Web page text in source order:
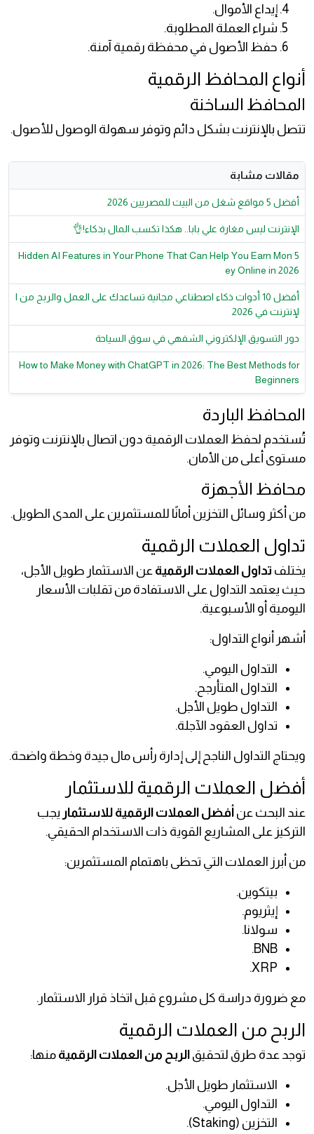
إيداع الأموال.
شراء العملة المطلوبة.
حفظ الأصول في محفظة رقمية آمنة.
أنواع المحافظ الرقمية
المحافظ الساخنة
تتصل بالإنترنت بشكل دائم وتوفر سهولة الوصول للأصول.
مقالات مشابة
أفضل 5 مواقع شغل من البيت للمصريين 2026
الإنترنت ليس مغارة علي بابا.. هكذا تكسب المال بذكاء!👌
5 Hidden AI Features in Your Phone That Can Help You Earn Mon
ey Online in 2026
أفضل 10 أدوات ذكاء اصطناعي مجانية تساعدك على العمل والربح من ا
لإنترنت في 2026
دور التسويق الإلكتروني الشفهي في سوق السياحة
How to Make Money with ChatGPT in 2026: The Best Methods for
Beginners
المحافظ الباردة
تُستخدم لحفظ العملات الرقمية دون اتصال بالإنترنت وتوفر
مستوى أعلى من الأمان.
محافظ الأجهزة
من أكثر وسائل التخزين أمانًا للمستثمرين على المدى الطويل.
تداول العملات الرقمية
يختلف تداول العملات الرقمية عن الاستثمار طويل الأجل،
حيث يعتمد التداول على الاستفادة من تقلبات الأسعار
اليومية أو الأسبوعية.
أشهر أنواع التداول:
التداول اليومي.
التداول المتأرجح.
التداول طويل الأجل.
تداول العقود الآجلة.
ويحتاج التداول الناجح إلى إدارة رأس مال جيدة وخطة واضحة.
أفضل العملات الرقمية للاستثمار
عند البحث عن أفضل العملات الرقمية للاستثمار يجب
التركيز على المشاريع القوية ذات الاستخدام الحقيقي.
من أبرز العملات التي تحظى باهتمام المستثمرين:
بيتكوين.
إيثريوم.
سولانا.
BNB.
XRP.
مع ضرورة دراسة كل مشروع قبل اتخاذ قرار الاستثمار.
الربح من العملات الرقمية
توجد عدة طرق لتحقيق الربح من العملات الرقمية منها:
الاستثمار طويل الأجل.
التداول اليومي.
التخزين (Staking).